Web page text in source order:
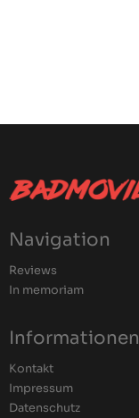
Navigation
Reviews
In memoriam
Informationen
Kontakt
Impressum
Datenschutz